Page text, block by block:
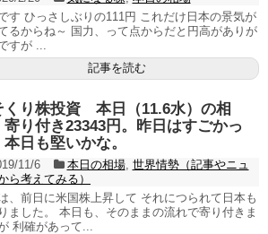
す ひっさしぶりの111円 これだけ日本の景気が
るからね～ 国力、って点からだと円高がありが
すが ...
記事を読む
くり株投資 本日（11.6水）の相
寄り付き23343円。昨日はすごかっ
本日も堅いかな。
11/6 本日の相場, 世界情勢（記事やニュ
ら考えてみる）
、前日に米国株上昇して それにつられて日本も
りました。 本日も、そのままの流れで寄り付きま
利確があって...